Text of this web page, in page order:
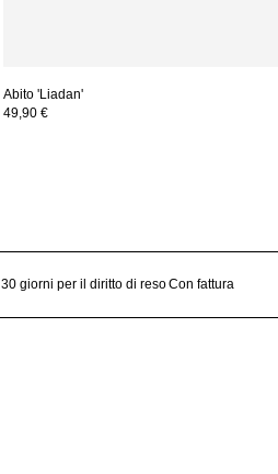
Abito 'Liadan'
49,90 €
30 giorni per il diritto di resoCon fattura